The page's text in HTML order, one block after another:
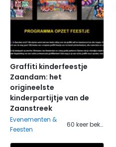
Graffiti kinderfeestje
Zaandam: het
origineelste
kinderpartijtje van de
Zaanstreek
Evenementen &
Feesten
60 keer bekeken